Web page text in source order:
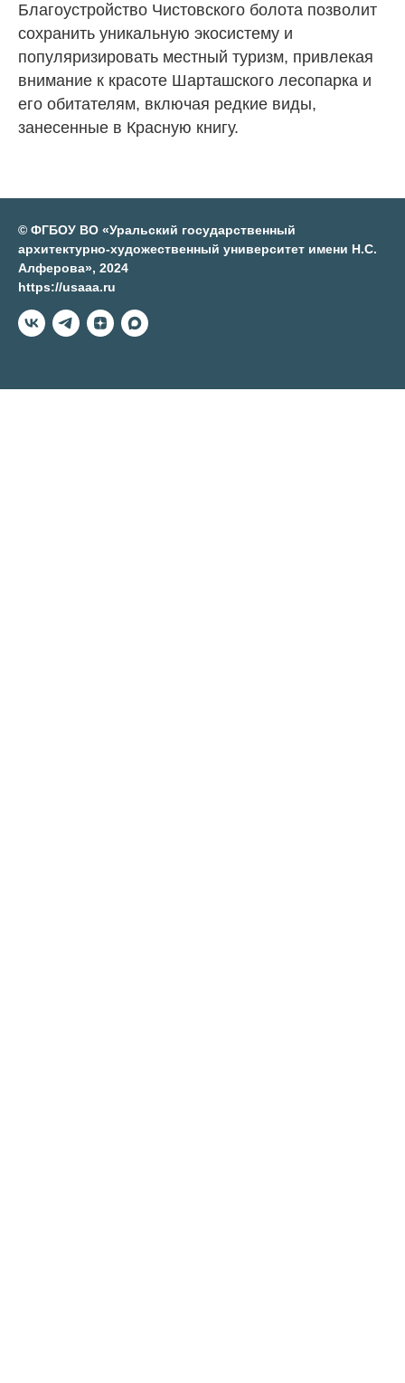
Благоустройство Чистовского болота позволит
сохранить уникальную экосистему и
популяризировать местный туризм, привлекая
внимание к красоте Шарташского лесопарка и
его обитателям, включая редкие виды,
занесенные в Красную книгу.
© ФГБОУ ВО «Уральский государственный
архитектурно-художественный университет имени Н.С.
Алферова», 2024
https://usaaa.ru